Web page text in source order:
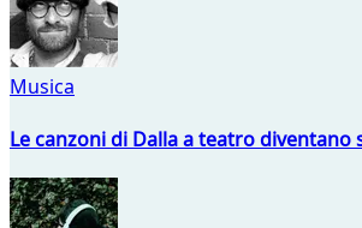
Musica
Le canzoni di Dalla a teatro diventano